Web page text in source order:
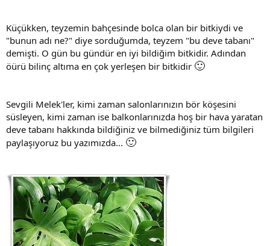
Küçükken, teyzemin bahçesinde bolca olan bir bitkiydi ve
"bunun adı ne?" diye sorduğumda, teyzem "bu deve tabanı"
demişti. O gün bu gündür en iyi bildiğim bitkidir. Adından
öürü bilinç altıma en çok yerleşen bir bitkidir 🙂
Sevgili Melek'ler, kimi zaman salonlarınızın bör köşesini
süsleyen, kimi zaman ise balkonlarınızda hoş bir hava yaratan
deve tabanı hakkında bildiğiniz ve bilmediğiniz tüm bilgileri
paylaşıyoruz bu yazımızda... 🙂